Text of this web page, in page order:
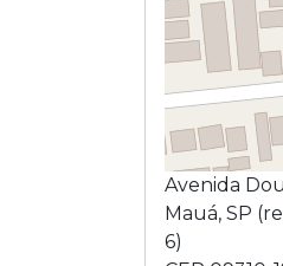
Avenida
Mauá, SP
6)